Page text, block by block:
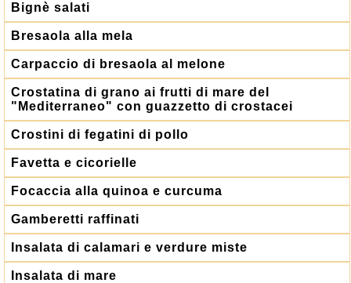
Bignè salati
Bresaola alla mela
Carpaccio di bresaola al melone
Crostatina di grano ai frutti di mare del
"Mediterraneo" con guazzetto di crostacei
Crostini di fegatini di pollo
Favetta e cicorielle
Focaccia alla quinoa e curcuma
Gamberetti raffinati
Insalata di calamari e verdure miste
Insalata di mare